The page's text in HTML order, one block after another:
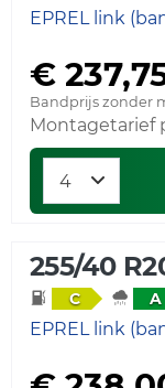
EPREL link
€
Bandprijs zonder
Montagetarief
255/40
C A
EPREL link